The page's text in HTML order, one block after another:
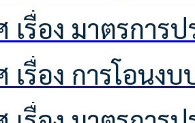
เรื่อง มาตรกา
ศ เรื่อง การโอ